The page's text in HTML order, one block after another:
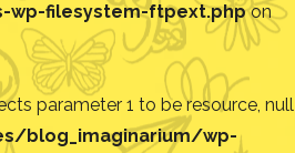
wp-filesystem-ftpext.phpon
parameter 1 to be resource, null
blog_imaginarium/wp-